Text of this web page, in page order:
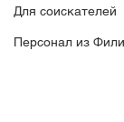
Для соискателей
Персонал из